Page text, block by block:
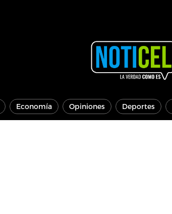
Economía Opiniones Deportes